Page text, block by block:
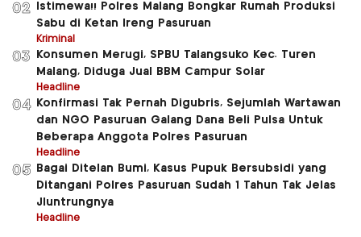
02
Istimewa!! Polres Malang Bongkar Rumah Produksi
Sabu di Ketan Ireng Pasuruan
Kriminal
03
Konsumen Merugi, SPBU Talangsuko Kec. Turen
Malang, Diduga Jual BBM Campur Solar
Headline
04
Konfirmasi Tak Pernah Digubris, Sejumlah Wartawan
dan NGO Pasuruan Galang Dana Beli Pulsa Untuk
Beberapa Anggota Polres Pasuruan
Headline
05
Bagai Ditelan Bumi, Kasus Pupuk Bersubsidi yang
Ditangani Polres Pasuruan Sudah 1 Tahun Tak Jelas
Jluntrungnya
Headline